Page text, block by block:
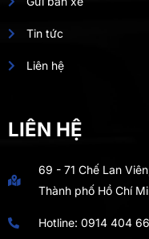
Tin tức
Liên hệ
LIÊN HỆ
69 - 71 Chế Lan
Thành phố Hồ Chí
Hotline: 0914 404